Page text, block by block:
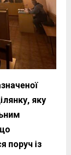
яку
поруч із